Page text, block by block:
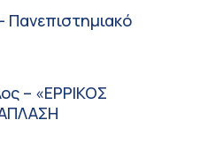
Πανεπιστημιακό
– «ΕΡΡΙΚΟΣ